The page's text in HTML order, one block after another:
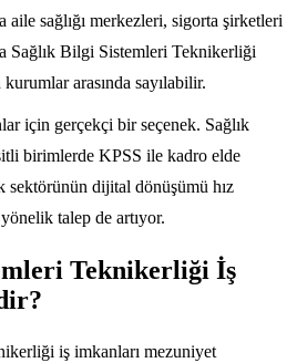
aile sağlığı merkezleri, sigorta şirketleri
Sağlık Bilgi Sistemleri Teknikerliği
kurumlar arasında sayılabilir.
için gerçekçi bir seçenek. Sağlık
birimlerde KPSS ile kadro elde
sektörünün dijital dönüşümü hız
talep de artıyor.
Teknikerliği İş
iş imkanları mezuniyet